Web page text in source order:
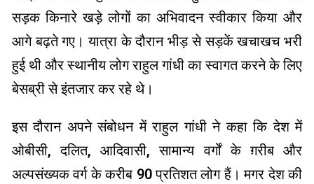
सड़क किनारे खड़े लोगों का अभिवादन स्वीकार किया और
आगे बढ़ते गए। यात्रा के दौरान भीड़ से सड़कें खचाखच भरी
हुई थी और स्थानीय लोग राहुल गांधी का स्वागत करने के लिए
बेसब्री से इंतजार कर रहे थे।
इस दौरान अपने संबोधन में राहुल गांधी ने कहा कि देश में
ओबीसी, दलित, आदिवासी, सामान्य वर्गों के ग़रीब और
अल्पसंख्यक वर्ग के करीब 90 प्रतिशत लोग हैं। मगर देश की